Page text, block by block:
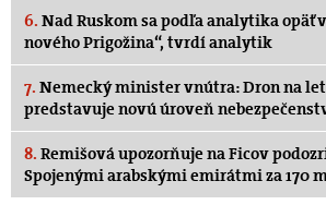
6. Nad Ruskom sa podľa analytika opäť
nového Prigožina“, tvrdí analytik
7. Nemecký minister vnútra: Dron na
predstavuje novú úroveň
8. Remišová upozorňuje na Ficov
Spojenými arabskými emirátmi za 170